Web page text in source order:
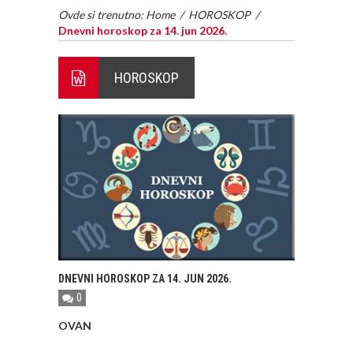
Ovde si trenutno: Home / HOROSKOP /
Dnevni horoskop za 14. jun 2026.
HOROSKOP
DNEVNI HOROSKOP ZA 14. JUN 2026.
0
OVAN